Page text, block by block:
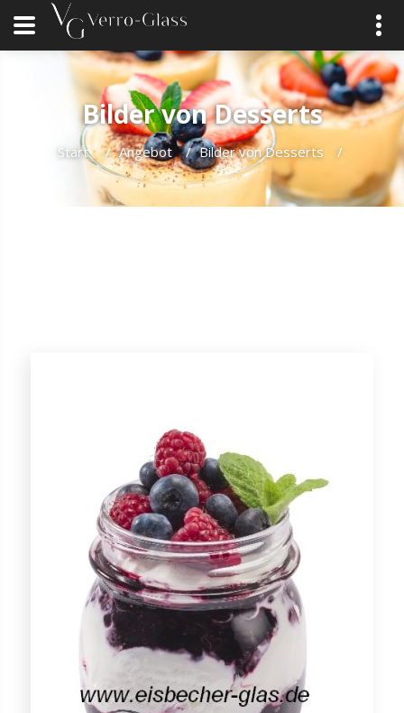
Bilder von Desserts
Start / Angebot / Bilder von Desserts /